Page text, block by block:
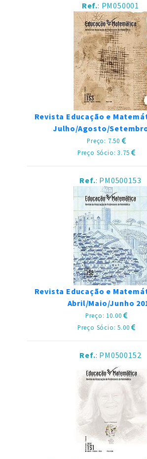
Ref.: PM050001
Revista Educação e
Julho/Agosto/
Preço: 7.50
Preço Sócio: 3.75
Ref.: PM0500153
Revista Educação e
Abril/Maio/Junho
Preço: 10.00
Preço Sócio: 5.00
Ref.: PM0500152